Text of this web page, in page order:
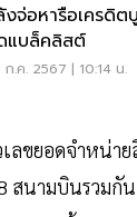
จ่อหารือเครดิต
แบล็คลิสต์
ก.ค. 2567 | 10:14 น.
ลขยอดจำหน่า
สนามบินรวมกั